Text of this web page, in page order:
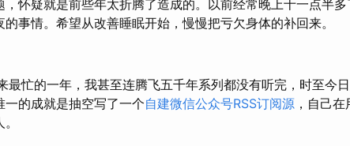
怀疑就是前些年太折腾了造成的。以前经常晚上十一点半多
事情。希望从改善睡眠开始，慢慢把亏欠身体的补回来。
最忙的一年，我甚至连腾飞五千年系列都没有听完，时至今
的成就是抽空写了一个自建微信公众号RSS订阅源 ，自己